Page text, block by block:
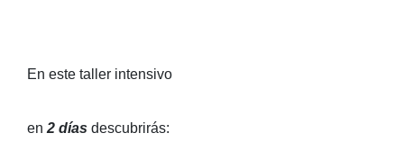
En este taller intensivo
en 2 días descubrirás: